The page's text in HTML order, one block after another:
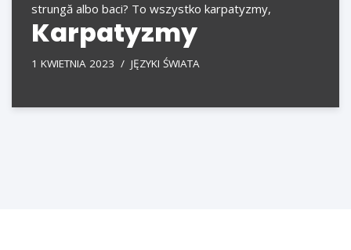
strungă albo baci? To wszystko karpatyzmy,
Karpatyzmy
1 KWIETNIA 2023 JĘZYKI ŚWIATA